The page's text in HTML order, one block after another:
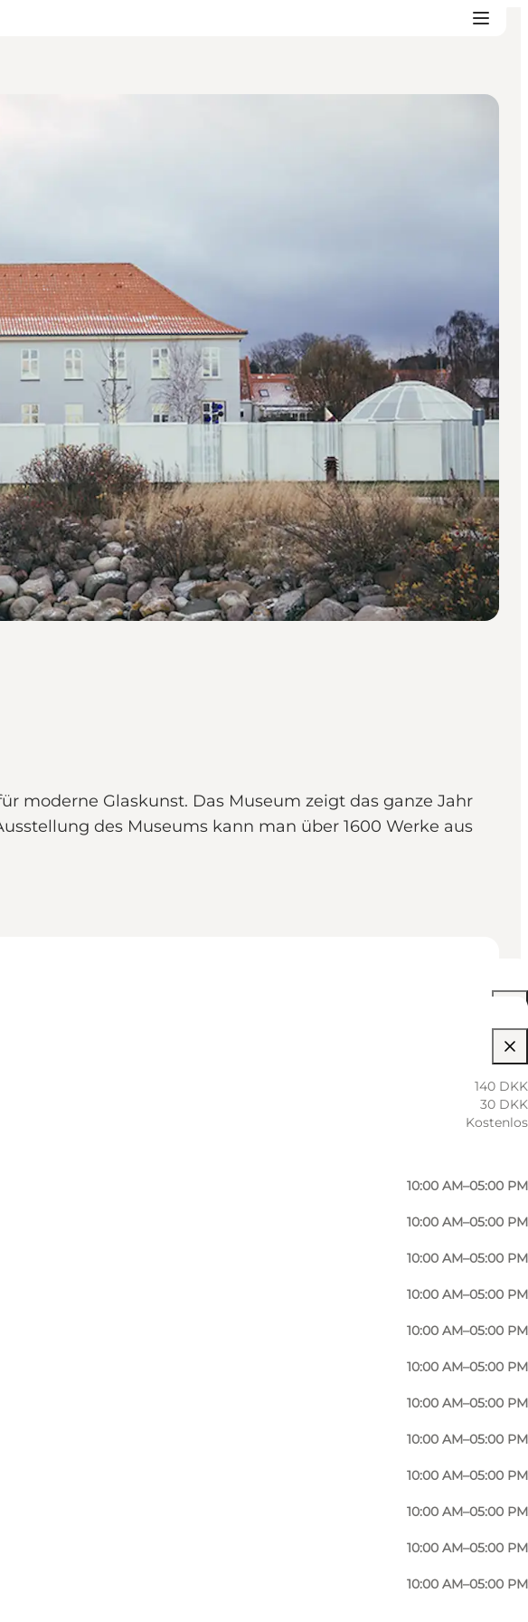
moderne Glaskunst. Das Museum zeigt das ganze Jahr
des Museums kann man über 1600 Werke aus
10:00 AM–05:00 PM
10:00 AM–05:00 PM
10:00 AM–05:00 PM
10:00 AM–05:00 PM
10:00 AM–05:00 PM
10:00 AM–05:00 PM
10:00 AM–05:00 PM
10:00 AM–05:00 PM
10:00 AM–05:00 PM
10:00 AM–05:00 PM
10:00 AM–05:00 PM
10:00 AM–05:00 PM
10:00 AM–05:00 PM
140 DKK
30 DKK
Kostenlos